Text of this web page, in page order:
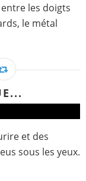
les doigts
le métal
et des
sous les yeux.